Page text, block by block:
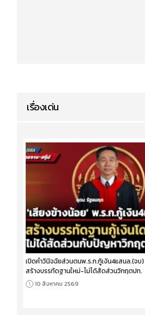
เรื่องเด่น
เปิดคำวินิจฉัยส่วนตนพ.ร.ก.กู้เงิน4แสนล.(จ
สร้างบรรทัดฐานใหม่-ไม่ได้สัดส่วนวิกฤตปท.
10 สิงหาคม 2569